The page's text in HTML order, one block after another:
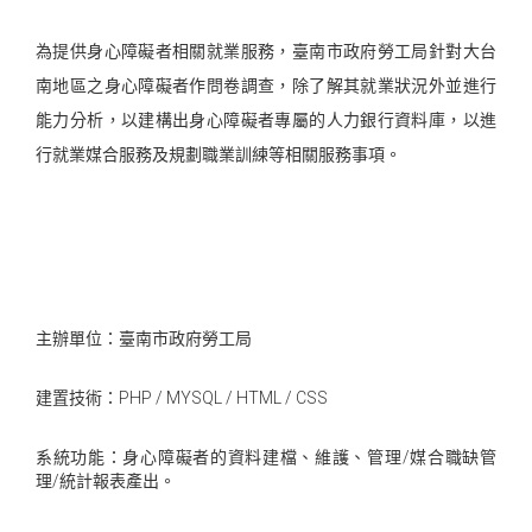
為提供身心障礙者相關就業服務，臺南市政府勞工局針對大台
南地區之身心障礙者作問卷調查，除了解其就業狀況外並進行
能力分析，以建構出身心障礙者專屬的人力銀行資料庫，以進
行就業媒合服務及規劃職業訓練等相關服務事項。
主辦單位：臺南市政府勞工局
建置技術：PHP / MYSQL / HTML / CSS
系統功能：身心障礙者的資料建檔、維護、管理/媒合職缺管
理/統計報表產出。